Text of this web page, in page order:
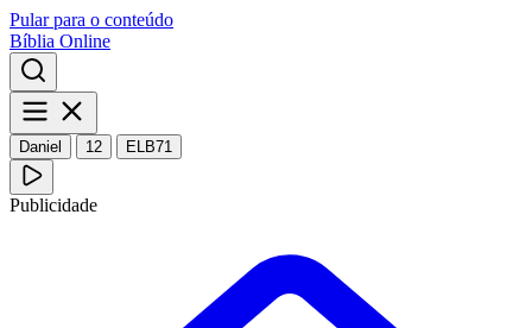
Pular para o conteúdo
Bíblia Online
Daniel 12 ELB71
Publicidade